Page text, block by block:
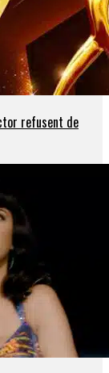
refusent de